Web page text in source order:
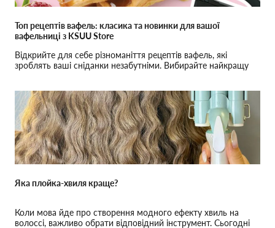
Топ рецептів вафель: класика та новинки для вашої
вафельниці з KSUU Store
Відкрийте для себе різноманіття рецептів вафель, які
зроблять ваші сніданки незабутніми. Вибирайте найкращу
Яка плойка-хвиля краще?
Коли мова йде про створення модного ефекту хвиль на
волоссі, важливо обрати відповідний інструмент. Сьогодні